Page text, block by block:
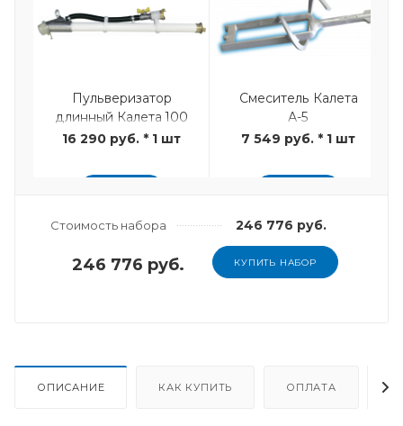
Пульверизатор
длинный Калета 100
см
16 290 руб. * 1 шт
Смеситель Калета
А-5
7 549 руб. * 1 шт
Стоимость набора 246 776 руб.
246 776 руб. КУПИТЬ НАБОР
ОПИСАНИЕ КАК КУПИТЬ ОПЛАТА